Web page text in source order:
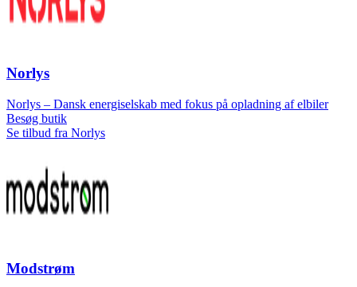
Norlys
Norlys – Dansk energiselskab med fokus på opladning af elbiler
Besøg butik
Se tilbud fra Norlys
Modstrøm